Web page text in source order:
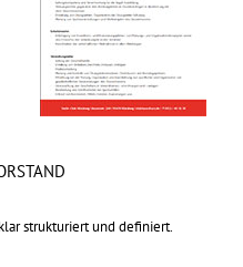
strukturiert und definiert.